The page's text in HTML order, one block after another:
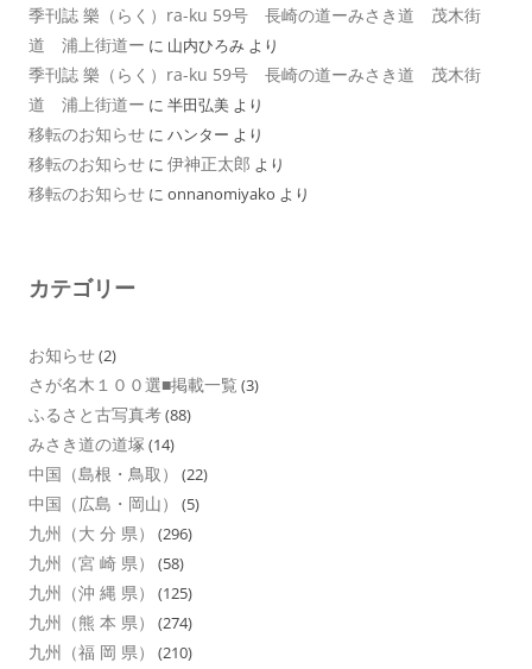
季刊誌 樂（らく）ra-ku 59号 長崎の道ーみさき道 茂木街
道 浦上街道ー に 山内ひろみ より
季刊誌 樂（らく）ra-ku 59号 長崎の道ーみさき道 茂木街
道 浦上街道ー に 半田弘美 より
移転のお知らせ に ハンター より
移転のお知らせ に 伊神正太郎 より
移転のお知らせ に onnanomiyako より
カテゴリー
お知らせ(2)
さが名木１００選■掲載一覧 (3)
ふるさと古写真考(88)
みさき道の道塚 (14)
中国（島根・鳥取） (22)
中国（広島・岡山） (5)
九州（大 分 県） (296)
九州（宮 崎 県） (58)
九州（沖 縄 県） (125)
九州（熊 本 県） (274)
九州（福 岡 県） (210)